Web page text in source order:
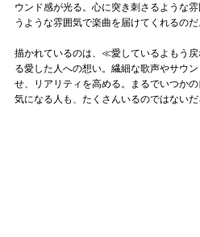
ウンド感が光る。心に突き刺さるような
うような雰囲気で楽曲を届けてくれるのだ
描かれているのは、≪愛しているよもう
る愛した人への想い。繊細な歌声やサウ
せ、リアリティを高める。まるでいつか
気になる人も、たくさんいるのではないだ